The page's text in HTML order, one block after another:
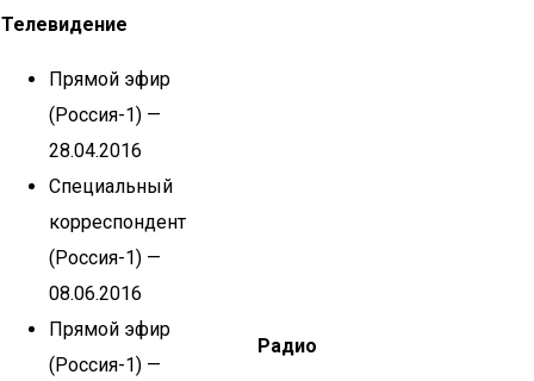
Телевидение
Прямой эфир
(Россия-1) —
28.04.2016
Специальный
корреспондент
(Россия-1) —
08.06.2016
Прямой эфир
(Россия-1) —
Радио